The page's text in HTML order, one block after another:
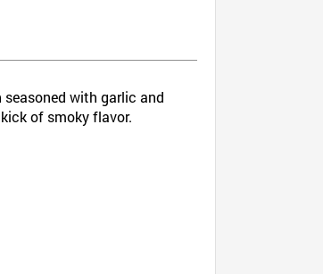
with garlic and
of smoky flavor.